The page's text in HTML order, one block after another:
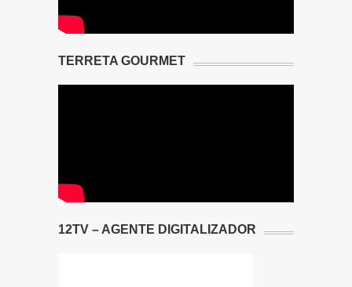
TERRETA GOURMET
12TV – AGENTE DIGITALIZADOR